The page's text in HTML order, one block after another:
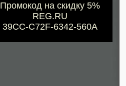
Промокод на скидку 5%
REG.RU
39CC-C72F-6342-560A